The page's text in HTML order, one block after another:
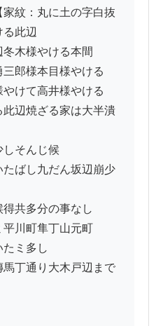
紋：丸に土の字白抜
此辺
木様やける本間
郎様本目様やける
けて高井様やける
辺焼ざる家は大半潰
そんじ候
ばし九だん坂辺崩少
共多分の事なし
川町隼丁山元町
ミ多し
丁通り大木戸辺まで